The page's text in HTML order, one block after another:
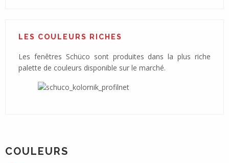
LES COULEURS RICHES
Les fenêtres Schüco sont produites dans la plus riche
palette de couleurs disponible sur le marché.
COULEURS